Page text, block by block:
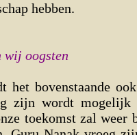
hebben.
oogsten
het bovenstaande
zijn wordt mogelijk
toekomst zal weer